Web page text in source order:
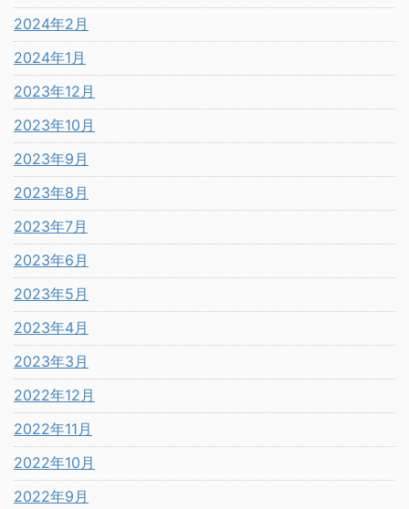
2024年2月
2024年1月
2023年12月
2023年10月
2023年9月
2023年8月
2023年7月
2023年6月
2023年5月
2023年4月
2023年3月
2022年12月
2022年11月
2022年10月
2022年9月